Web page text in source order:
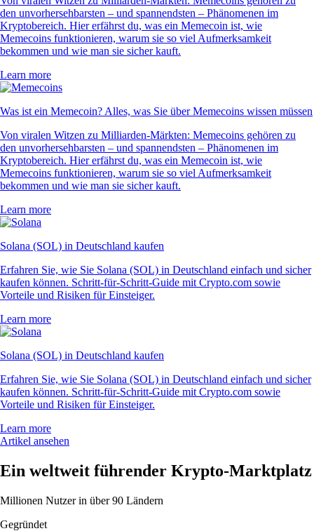
den unvorhersehbarsten – und spannendsten – Phänomenen im
Kryptobereich. Hier erfährst du, was ein Memecoin ist, wie
Memecoins funktionieren, warum sie so viel Aufmerksamkeit
bekommen und wie man sie sicher kauft.
Learn more
Was ist ein Memecoin? Alles, was Sie über Memecoins wissen müssen
Von viralen Witzen zu Milliarden-Märkten: Memecoins gehören zu
den unvorhersehbarsten – und spannendsten – Phänomenen im
Kryptobereich. Hier erfährst du, was ein Memecoin ist, wie
Memecoins funktionieren, warum sie so viel Aufmerksamkeit
bekommen und wie man sie sicher kauft.
Learn more
Solana (SOL) in Deutschland kaufen
Erfahren Sie, wie Sie Solana (SOL) in Deutschland einfach und sicher
kaufen können. Schritt-für-Schritt-Guide mit Crypto.com sowie
Vorteile und Risiken für Einsteiger.
Learn more
Solana (SOL) in Deutschland kaufen
Erfahren Sie, wie Sie Solana (SOL) in Deutschland einfach und sicher
kaufen können. Schritt-für-Schritt-Guide mit Crypto.com sowie
Vorteile und Risiken für Einsteiger.
Learn more
Artikel ansehen
Ein weltweit führender Krypto-Marktplatz
Millionen Nutzer in über 90 Ländern
Gegründet